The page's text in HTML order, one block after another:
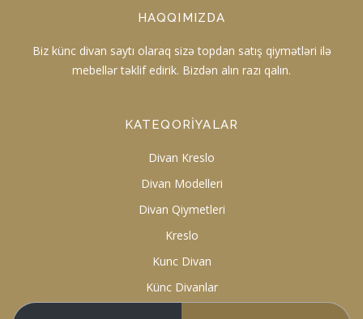
HAQQIMIZDA
Biz künc divan saytı olaraq sizə topdan satış qiymətləri ilə
mebellər təklif edirik. Bizdən alın razı qalın.
KATEQORIYALAR
Divan Kreslo
Divan Modelleri
Divan Qiymetleri
Kreslo
Kunc Divan
Künc Divanlar